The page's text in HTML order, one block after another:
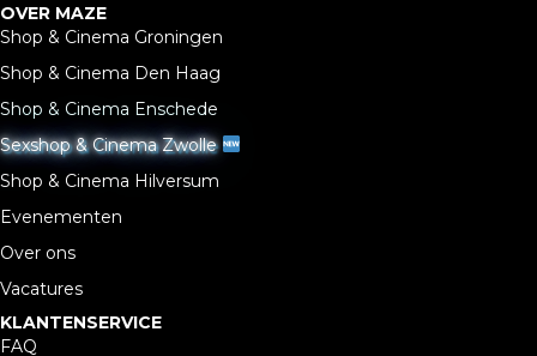
OVER MAZE
Shop & Cinema Groningen
Shop & Cinema Den Haag
Shop & Cinema Enschede
Sexshop & Cinema Zwolle
Shop & Cinema Hilversum
Evenementen
Over ons
Vacatures
KLANTENSERVICE
FAQ